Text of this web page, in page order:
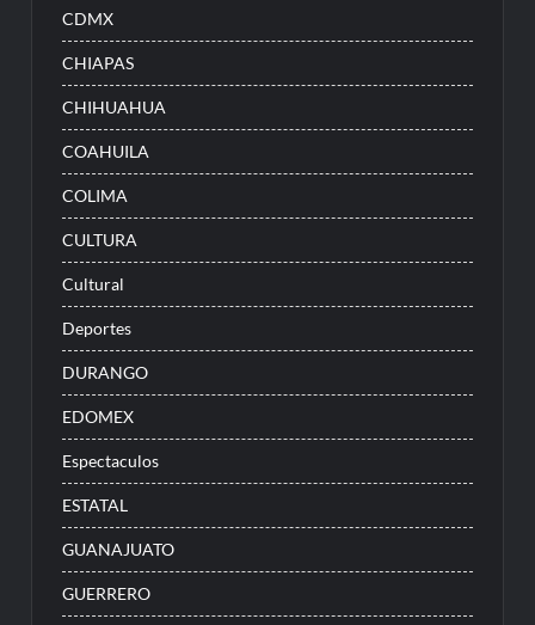
CDMX
CHIAPAS
CHIHUAHUA
COAHUILA
COLIMA
CULTURA
Cultural
Deportes
DURANGO
EDOMEX
Espectaculos
ESTATAL
GUANAJUATO
GUERRERO